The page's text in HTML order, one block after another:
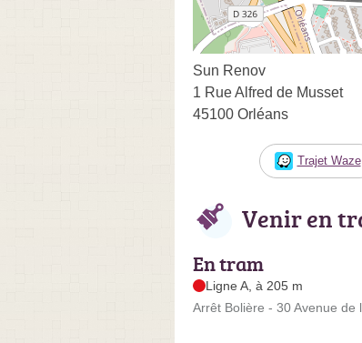
Sun Renov
1 Rue Alfred de Musset
45100 Orléans
Trajet Waze
Venir en
En tram
Ligne A, à 205 m
Arrêt Bolière - 30 Avenue de